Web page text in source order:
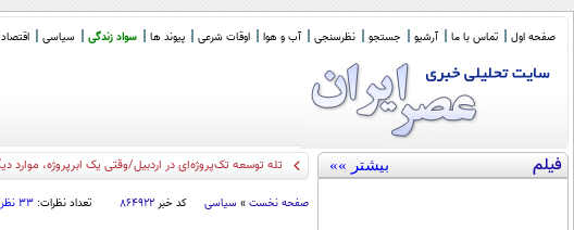
صفحه اول تماس با ما آرشیو جستجو نظرسنجی آب و هوا اوقات شرعی پیوند ها سواد زندگی سیاسی اقتصاد
فیلم بیشتر »» آق_
صفحه نخست » سیاسی کد خبر۸۶۴۹۲۲ تعداد نظرات:۳۳ نظر